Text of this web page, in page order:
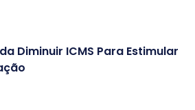
Diminuir ICMS Para Estimular